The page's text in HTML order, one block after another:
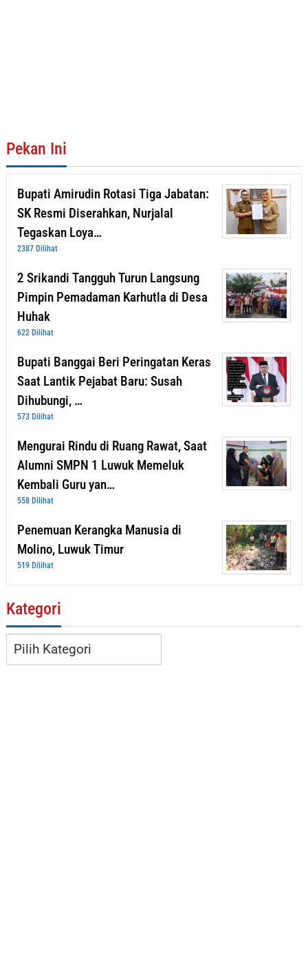
Pekan Ini
Bupati Amirudin Rotasi Tiga Jabatan:
SK Resmi Diserahkan, Nurjalal
Tegaskan Loya…
2387 Dilihat
2 Srikandi Tangguh Turun Langsung
Pimpin Pemadaman Karhutla di Desa
Huhak
622 Dilihat
Bupati Banggai Beri Peringatan Keras
Saat Lantik Pejabat Baru: Susah
Dihubungi, …
573 Dilihat
Mengurai Rindu di Ruang Rawat, Saat
Alumni SMPN 1 Luwuk Memeluk
Kembali Guru yan…
558 Dilihat
Penemuan Kerangka Manusia di
Molino, Luwuk Timur
519 Dilihat
Kategori
Kategori